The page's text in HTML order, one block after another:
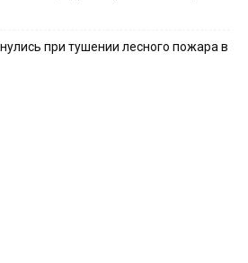
при тушении лесного пожара в